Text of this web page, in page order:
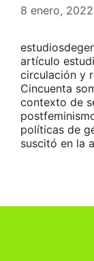
8 enero, 2022
artículo
circulación y
Cincuenta
contexto de
políticas de
suscitó en la